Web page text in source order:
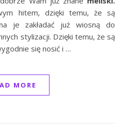
hitem, dzięki temu, że są
je zakładać już wiosną do
stylizacji. Dzięki temu, że są
się nosić i …
MORE